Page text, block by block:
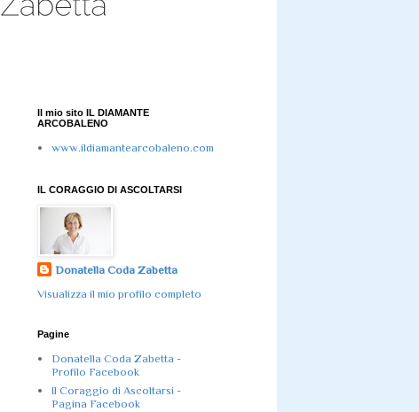
Il mio sito IL DIAMANTE
ARCOBALENO
www.ildiamantearcobaleno.com
IL CORAGGIO DI ASCOLTARSI
Donatella Coda Zabetta
Visualizza il mio profilo completo
Pagine
Donatella Coda Zabetta -
Profilo Facebook
Il Coraggio di Ascoltarsi -
Pagina Facebook